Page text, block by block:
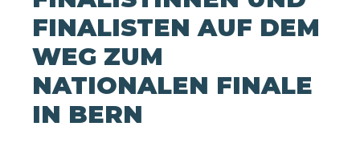
FINALISTEN AUF DEM
WEG ZUM
NATIONALEN FINALE
IN BERN